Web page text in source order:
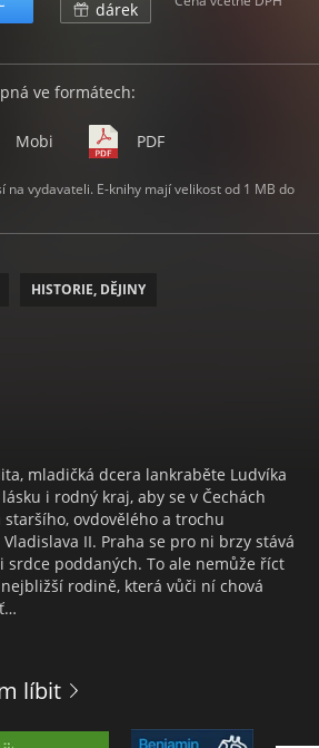
dárek
ve formátech:
Mobi PDF
na vydavateli. E-knihy mají velikost od 1 MB do
HISTORIE, DĚJINY
mladičká dcera lankraběte Ludvíka
i rodný kraj, aby se v Čechách
ovdovělého a trochu
II. Praha se pro ni brzy stává
srdce poddaných. To ale nemůže říct
rodině, která vůči ní chová
líbit